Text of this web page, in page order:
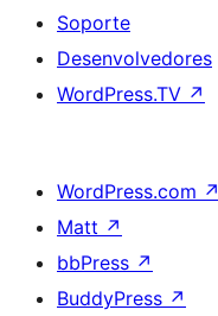
Soporte
Desenvolvedores
WordPress.TV ↗
WordPress.com ↗
Matt ↗
bbPress ↗
BuddyPress ↗